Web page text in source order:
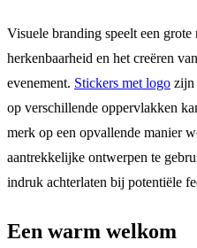
Visuele branding speelt een
herkenbaarheid en het creëren
evenement. Stickers met logo zijn
op verschillende oppervlakken
merk op een opvallende manier
aantrekkelijke ontwerpen te
indruk achterlaten bij potentiële
Een warm welkom